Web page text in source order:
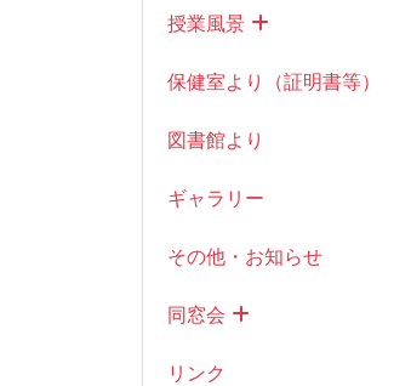
授業風景
保健室より（証明書等）
図書館より
ギャラリー
その他・お知らせ
同窓会
リンク